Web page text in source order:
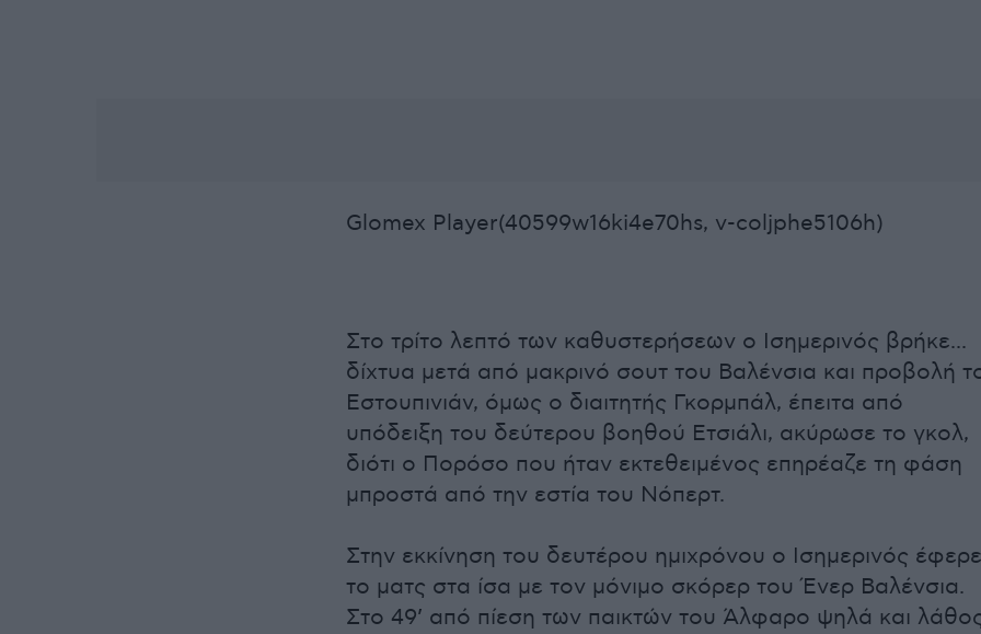
Glomex Player(40599w16ki4e70hs, v-coljphe5106h)
Στο τρίτο λεπτό των καθυστερήσεων ο Ισημερινός βρήκε...
δίχτυα μετά από μακρινό σουτ του Βαλένσια και προβολή
Εστουπινιάν, όμως ο διαιτητής Γκορμπάλ, έπειτα από
υπόδειξη του δεύτερου βοηθού Ετσιάλι, ακύρωσε το γκολ,
διότι ο Πορόσο που ήταν εκτεθειμένος επηρέαζε τη φάση
μπροστά από την εστία του Νόπερτ.
Στην εκκίνηση του δευτέρου ημιχρόνου ο Ισημερινός έφερε
το ματς στα ίσα με τον μόνιμο σκόρερ του Ένερ Βαλένσια.
Στο 49’ από πίεση των παικτών του Άλφαρο ψηλά και